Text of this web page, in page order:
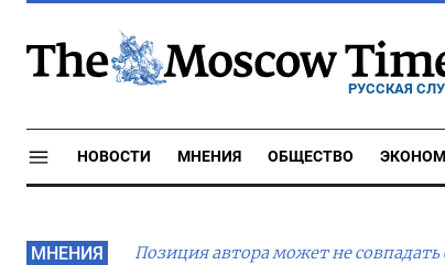
РУССКАЯ
НОВОСТИ МНЕНИЯ ОБЩЕСТВО
МНЕНИЯ Позиция автора может не